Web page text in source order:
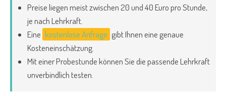
Preise liegen meist zwischen 20 und 40 Euro pro Stunde,
je nach Lehrkraft.
Eine kostenlose Anfrage gibt Ihnen eine genaue
Kosteneinschätzung.
Mit einer Probestunde können Sie die passende Lehrkraft
unverbindlich testen.